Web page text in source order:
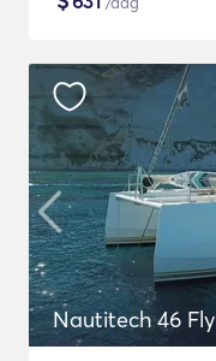
Nautitech 46 Fly